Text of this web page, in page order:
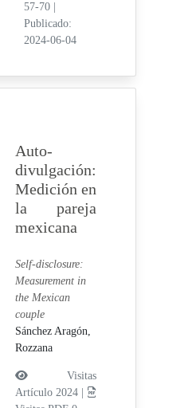
57-70
Publicado:
2024-06-04
Auto-
divulgación:
Medición en
la pareja
mexicana
Self-disclosure:
Measurement in
the Mexican
couple
Sánchez Aragón,
Rozzana
Visitas
Artículo 2024 |